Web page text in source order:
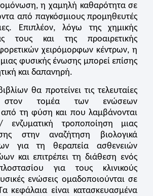
η χαμηλή καθαρότητα σε
από παγκόσμιους προμηθευτές
Επιπλέον, λόγω της χημικής
τους και της προαιρετικής
χειρόμορφων κέντρων, η
φυσικής ένωσης μπορεί επίσης
και δαπανηρή.
θα προτείνει τις τελευταίες
στον τομέα των ενώσεων
τη φύση και που λαμβάνονται
τροποποίηση μιας
στην αναζήτηση βιολογικά
για τη θεραπεία ασθενειών
και επιτρέπει τη διάθεση ενός
για τους κλινικούς
ενώσεις ομαδοποιούνται σε
κεφάλαια είναι κατασκευασμένα